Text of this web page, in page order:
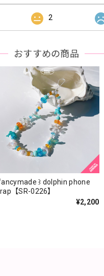
2
おすすめの商品
fancymade ꒱ dolphin phone
【SR-0226】
¥2,200